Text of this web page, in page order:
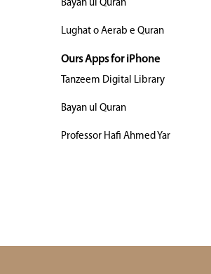
Bayan ul Quran
Lughat o Aerab e Quran
Ours Apps for iPhone
Tanzeem Digital Library
Bayan ul Quran
Professor Hafi Ahmed Yar